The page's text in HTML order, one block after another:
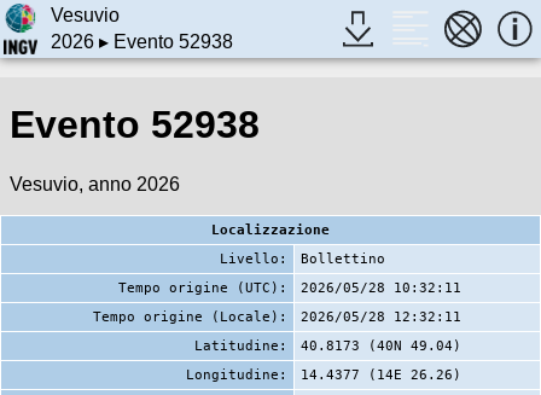
Vesuvio
2026▸ Evento 52938
Evento 52938
Vesuvio, anno 2026
Localizzazione
Livello:
Bollettino
Tempo origine (UTC):
2026/05/28 10:32:11
Tempo origine (Locale):
2026/05/28 12:32:11
Latitudine:
40.8173 (40N 49.04)
Longitudine:
14.4377 (14E 26.26)